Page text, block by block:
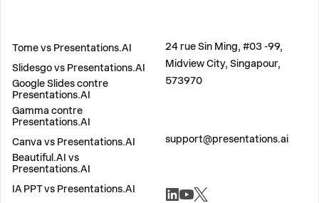
Tome vs Presentations.AI
Slidesgo vs Presentations.AI
Google Slides contre
Presentations.AI
Gamma contre
Presentations.AI
Canva vs Presentations.AI
Beautiful.AI vs
Presentations.AI
IA PPT vs Presentations.AI
24 rue Sin Ming, #03 -99,
Midview City, Singapour,
573970
support@presentations.ai